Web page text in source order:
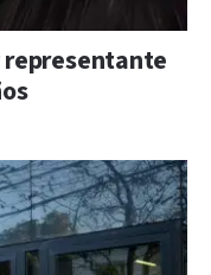
representante